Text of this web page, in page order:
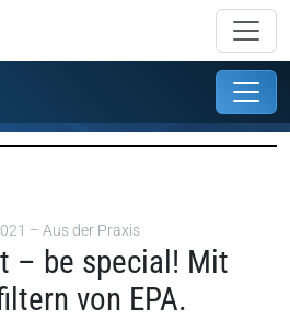
– Aus der Praxis
– be special! Mit
von EPA.